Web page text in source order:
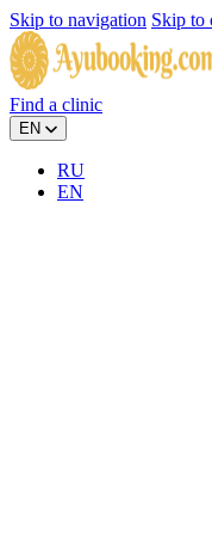
Skip to navigation Skip to
Find a clinic
EN
RU
EN